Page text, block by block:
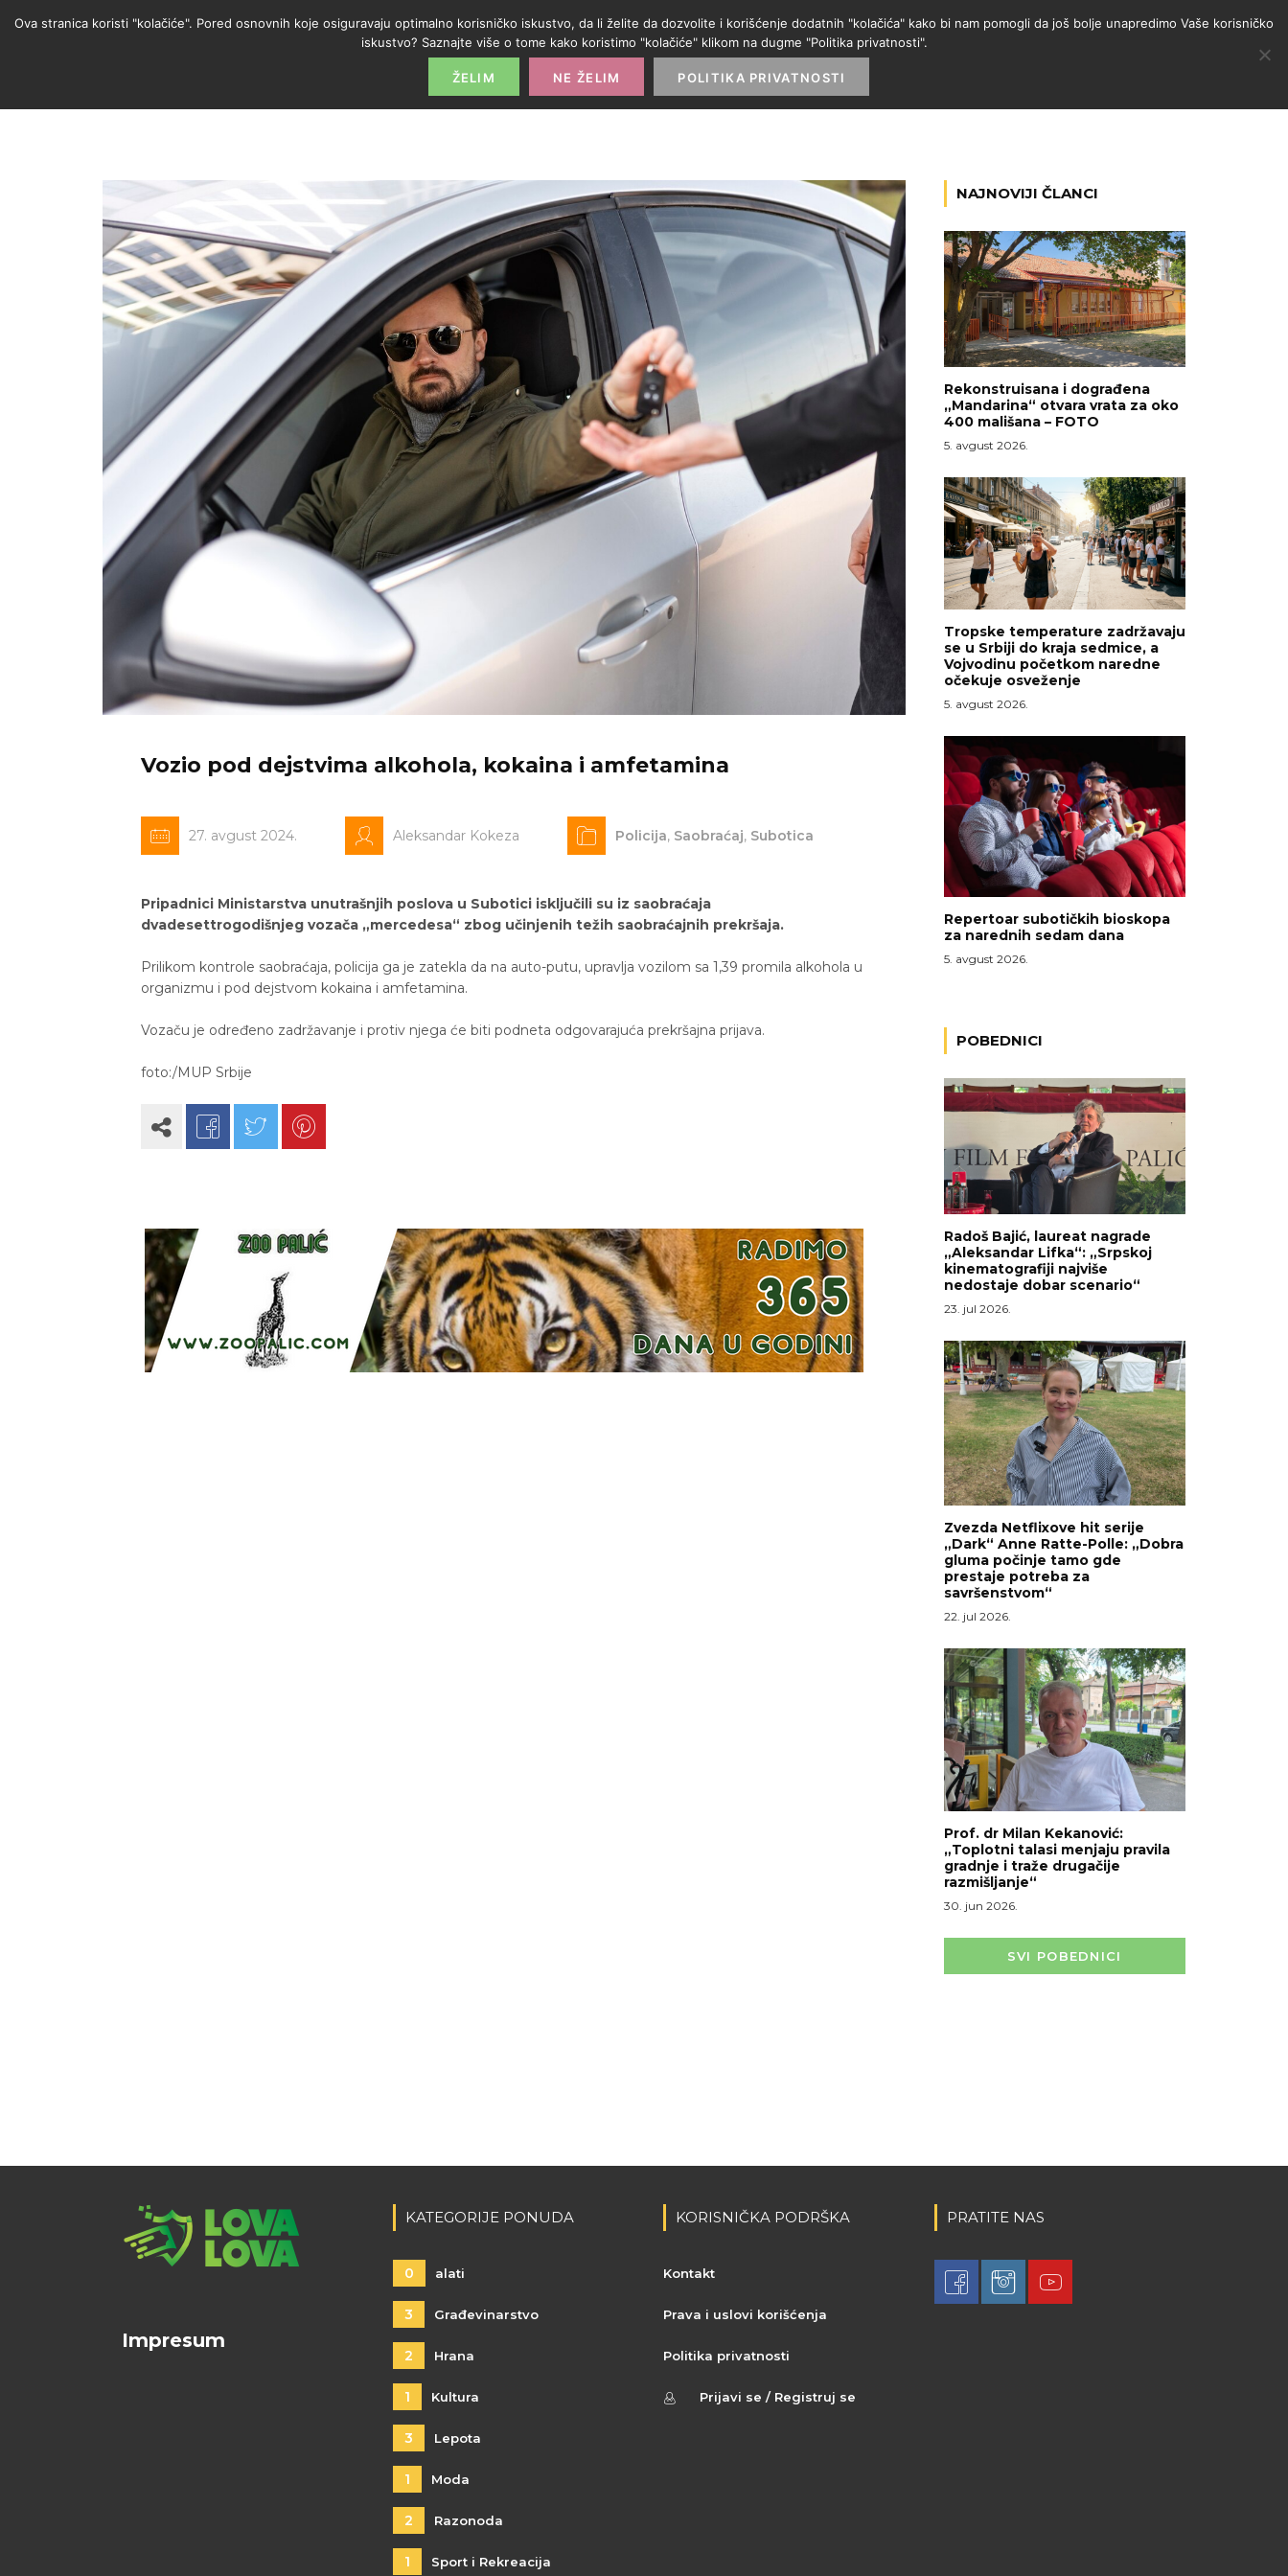
POČETNA PROMO IZLOG PARTNERI KATEGORIJE
Vozio pod dejstvima alkohola, kokaina i amfetamina
27. avgust 2024. Aleksandar Kokeza Policija, Saobraćaj, Subotica
Pripadnici Ministarstva unutrašnjih poslova u Subotici isključili su iz saobraćaja
dvadesettrogodišnjeg vozača „mercedesa“ zbog učinjenih težih saobraćajnih prekršaja.
Prilikom kontrole saobraćaja, policija ga je zatekla da na auto-putu, upravlja vozilom sa 1,39 promila alkohola u
organizmu i pod dejstvom kokaina i amfetamina.
Vozaču je određeno zadržavanje i protiv njega će biti podneta odgovarajuća prekršajna prijava.
foto:/MUP Srbije
NAJNOVIJI ČLANCI
Rekonstruisana i dograđena
„Mandarina“ otvara vrata za oko
400 mališana – FOTO
5. avgust 2026.
Tropske temperature zadržavaju
se u Srbiji do kraja sedmice, a
Vojvodinu početkom naredne
očekuje osveženje
5. avgust 2026.
Repertoar subotičkih bioskopa
za narednih sedam dana
5. avgust 2026.
POBEDNICI
Radoš Bajić, laureat nagrade
„Aleksandar Lifka“: „Srpskoj
kinematografiji najviše
nedostaje dobar scenario“
23. jul 2026.
Zvezda Netflixove hit serije
„Dark“ Anne Ratte-Polle: „Dobra
gluma počinje tamo gde
prestaje potreba za
savršenstvom“
22. jul 2026.
Prof. dr Milan Kekanović:
„Toplotni talasi menjaju pravila
gradnje i traže drugačije
razmišljanje“
30. jun 2026.
SVI POBEDNICI
Impresum
KATEGORIJE PONUDA
0 alati
3 Građevinarstvo
2 Hrana
1 Kultura
3 Lepota
1 Moda
2 Razonoda
1 Sport i Rekreacija
KORISNIČKA PODRŠKA
Kontakt
Prava i uslovi korišćenja
Politika privatnosti
Prijavi se / Registruj se
PRATITE NAS
Ova stranica koristi "kolačiće". Pored osnovnih koje osiguravaju optimalno korisničko iskustvo, da li želite da dozvolite i korišćenje dodatnih "kolačića" kako bi nam pomogli da još bolje unapredimo Vaše korisničko
iskustvo? Saznajte više o tome kako koristimo "kolačiće" klikom na dugme "Politika privatnosti".
ŽELIM NE ŽELIM POLITIKA PRIVATNOSTI